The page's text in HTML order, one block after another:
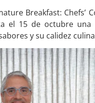
Breakfast: Chefs’
el 15 de octubre
y su calidez